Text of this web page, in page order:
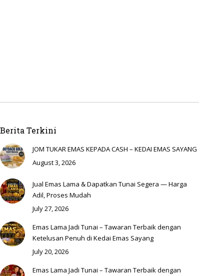
Berita Terkini
JOM TUKAR EMAS KEPADA CASH – KEDAI EMAS SAYANG
August 3, 2026
Jual Emas Lama & Dapatkan Tunai Segera — Harga
Adil, Proses Mudah
July 27, 2026
Emas Lama Jadi Tunai – Tawaran Terbaik dengan
Ketelusan Penuh di Kedai Emas Sayang
July 20, 2026
Emas Lama Jadi Tunai – Tawaran Terbaik dengan